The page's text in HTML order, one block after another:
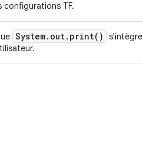
configurations TF.
System. out. print( )
s'intègre